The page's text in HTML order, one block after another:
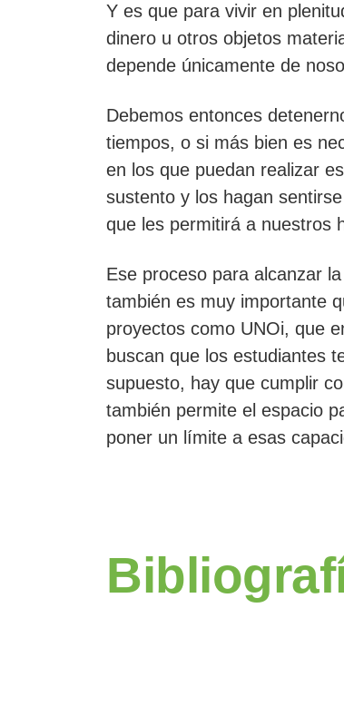
Y es que para vivir en
dinero u otros objetos
depende únicamente de
Debemos entonces
tiempos, o si más bien es
en los que puedan realizar
sustento y los hagan
que les permitirá a nuestros
Ese proceso para alcanzar
también es muy importante
proyectos como UNOi, que
buscan que los estudiantes
supuesto, hay que cumplir
también permite el espacio
poner un límite a esas